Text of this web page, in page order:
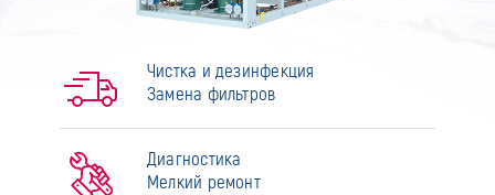
Чистка и дезинфекция
Замена фильтров
Диагностика
Мелкий ремонт